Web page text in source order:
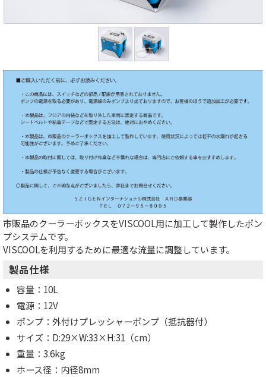
市販品のクーラーボックスをVISCOOL用に加工して製作したポン
プシステムです。
VISCOOLを利用するために最適な流量に調整しています。
製品仕様
容量：10L
電源：12V
ポンプ：外付けプレッシャーポンプ（抵抗器付）
サイズ：D:29×W:33×H:31（cm）
重量：3.6kg
ホース径：内径8mm